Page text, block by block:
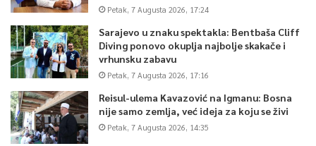
Petak, 7 Augusta 2026, 17:24
Sarajevo u znaku spektakla: Bentbaša Cliff
Diving ponovo okuplja najbolje skakače i
vrhunsku zabavu
Petak, 7 Augusta 2026, 17:16
Reisul-ulema Kavazović na Igmanu: Bosna
nije samo zemlja, već ideja za koju se živi
Petak, 7 Augusta 2026, 14:35